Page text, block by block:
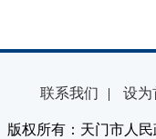
联系我们 | 设为
版权所有：天门市人